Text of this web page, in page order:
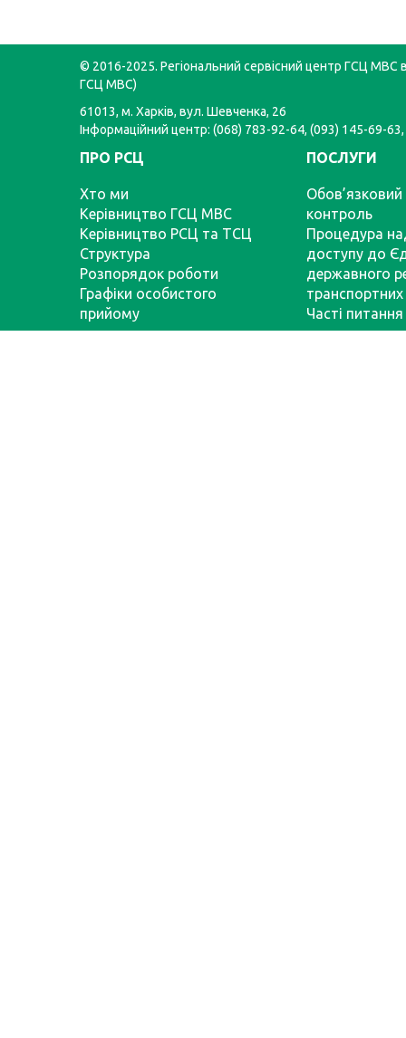
© 2016-2025. Регіональний сервісний центр ГСЦ МВС в
ГСЦ МВС)
61013, м. Харків, вул. Шевченка, 26
Інформаційний центр: (068) 783-92-64, (093) 145-69-
ПРО РСЦ
Хто ми
Керівництво ГСЦ МВС
Керівництво РСЦ та ТСЦ
Структура
Розпорядок роботи
Графіки особистого
прийому
ПОСЛУГИ
Обов’язковий
контроль
Процедура
доступу до
державного
транспортних
Часті питання